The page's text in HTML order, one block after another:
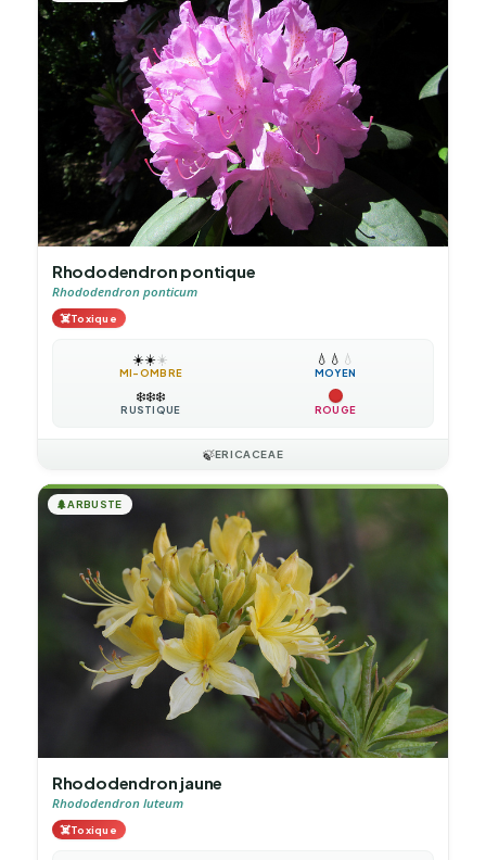
Rhododendron pontique
Rhododendron ponticum
☠️Toxique
☀️☀️☀️
MI-OMBRE
💧 💧 💧
MOYEN
❄️❄️❄️
RUSTIQUE ROUGE
🍃ERICACEAE
🌲ARBUSTE
Rhododendron jaune
Rhododendron luteum
☠️Toxique